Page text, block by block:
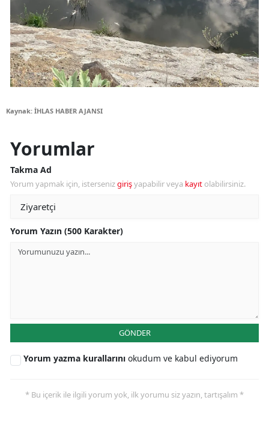
Kaynak: İHLAS HABER AJANSI
Yorumlar
Takma Ad
Yorum yapmak için, istersenizgirişyapabilir veya kayıt olabilirsiniz.
Yorum Yazın (500 Karakter)
GÖNDER
Yorum yazma kurallarını okudum ve kabul ediyorum
* Bu içerik ile ilgili yorum yok, ilk yorumu siz yazın, tartışalım *